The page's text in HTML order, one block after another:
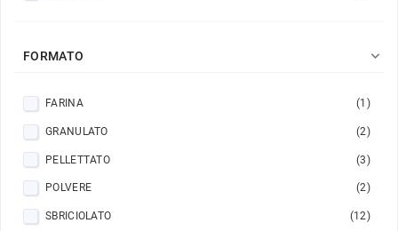
FORMATO 
FARINA (1)
GRANULATO (2)
PELLETTATO (3)
POLVERE (2)
SBRICIOLATO (12)